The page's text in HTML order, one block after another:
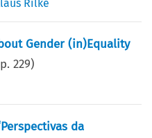
Rilke
Gender (in)Equality
229)
da